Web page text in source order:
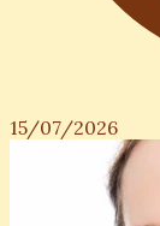
15/07/2026